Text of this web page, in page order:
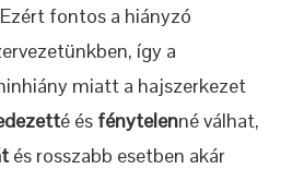
fontos a hiányzó
így a
miatt a hajszerkezet
é és fénytelenné válhat,
és rosszabb esetben akár